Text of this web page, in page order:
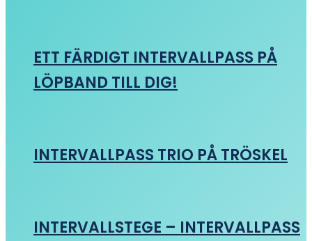
ETT FÄRDIGT INTERVALLPASS PÅ
LÖPBAND TILL DIG!
INTERVALLPASS TRIO PÅ TRÖSKEL
INTERVALLSTEGE – INTERVALLPASS